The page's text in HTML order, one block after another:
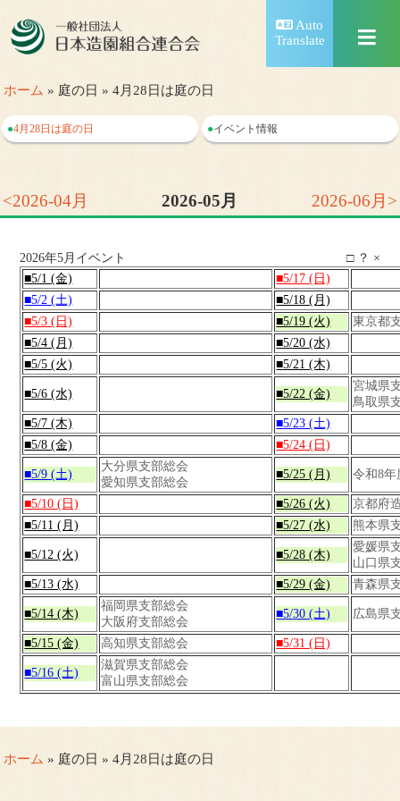
Auto
Translate
ホーム » 庭の日 » 4月28日は庭の日
●4月28日は庭の日 ●イベント情報
<2026-04月 2026-05月 2026-06月>
□ ？ ×
2026年5月イベント
■5/1 (金)
■5/17 (日)
■5/2 (土)
■5/18 (月)
■5/3 (日)
■5/19 (火)
東京都
■5/4 (月)
■5/20 (水)
■5/5 (火)
■5/21 (木)
■5/6 (水) ■5/22 (金)
宮城県
鳥取県
■5/7 (木)
■5/23 (土)
■5/8 (金)
■5/24 (日)
■5/9 (土)
大分県支部総会
愛知県支部総会
■5/25 (月) 令和8
■5/10 (日) ■5/26 (火)
京都府
■5/11 (月)
■5/27 (水) 熊本県
■5/12 (火) ■5/28 (木)
愛媛県
山口県
■5/13 (水)
■5/29 (金) 青森県
■5/14 (木)
福岡県支部総会
大阪府支部総会
■5/30 (土) 広島県
■5/15 (金) 高知県支部総会 ■5/31 (日)
■5/16 (土)
滋賀県支部総会
富山県支部総会
ホーム » 庭の日 » 4月28日は庭の日